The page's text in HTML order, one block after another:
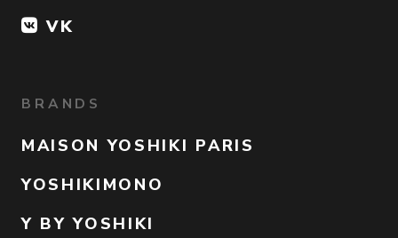
VK
BRANDS
MAISON YOSHIKI PARIS
YOSHIKIMONO
Y BY YOSHIKI